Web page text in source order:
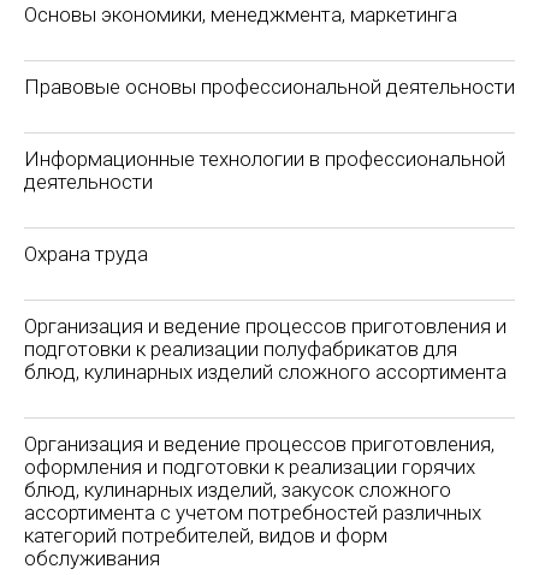
Основы экономики, менеджмента, маркетинга
Правовые основы профессиональной деятельности
Информационные технологии в профессиональной
деятельности
Охрана труда
Организация и ведение процессов приготовления и
подготовки к реализации полуфабрикатов для
блюд, кулинарных изделий сложного ассортимента
Организация и ведение процессов приготовления,
оформления и подготовки к реализации горячих
блюд, кулинарных изделий, закусок сложного
ассортимента с учетом потребностей различных
категорий потребителей, видов и форм
обслуживания